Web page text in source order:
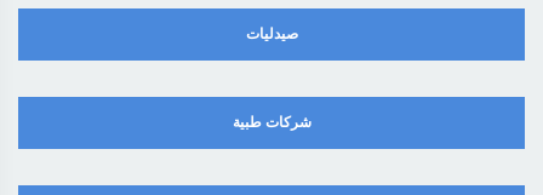
صيدليات
شركات طبية